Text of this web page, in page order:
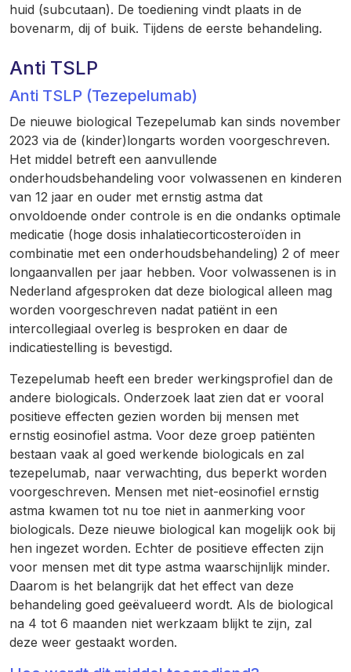
huid (subcutaan). De toediening vindt plaats in de
bovenarm, dij of buik. Tijdens de eerste behandeling.
Anti TSLP
Anti TSLP (Tezepelumab)
De nieuwe biological Tezepelumab kan sinds november
2023 via de (kinder)longarts worden voorgeschreven.
Het middel betreft een aanvullende
onderhoudsbehandeling voor volwassenen en kinderen
van 12 jaar en ouder met ernstig astma dat
onvoldoende onder controle is en die ondanks optimale
medicatie (hoge dosis inhalatiecorticosteroïden in
combinatie met een onderhoudsbehandeling) 2 of meer
longaanvallen per jaar hebben. Voor volwassenen is in
Nederland afgesproken dat deze biological alleen mag
worden voorgeschreven nadat patiënt in een
intercollegiaal overleg is besproken en daar de
indicatiestelling is bevestigd.
Tezepelumab heeft een breder werkingsprofiel dan de
andere biologicals. Onderzoek laat zien dat er vooral
positieve effecten gezien worden bij mensen met
ernstig eosinofiel astma. Voor deze groep patiënten
bestaan vaak al goed werkende biologicals en zal
tezepelumab, naar verwachting, dus beperkt worden
voorgeschreven. Mensen met niet-eosinofiel ernstig
astma kwamen tot nu toe niet in aanmerking voor
biologicals. Deze nieuwe biological kan mogelijk ook bij
hen ingezet worden. Echter de positieve effecten zijn
voor mensen met dit type astma waarschijnlijk minder.
Daarom is het belangrijk dat het effect van deze
behandeling goed geëvalueerd wordt. Als de biological
na 4 tot 6 maanden niet werkzaam blijkt te zijn, zal
deze weer gestaakt worden.